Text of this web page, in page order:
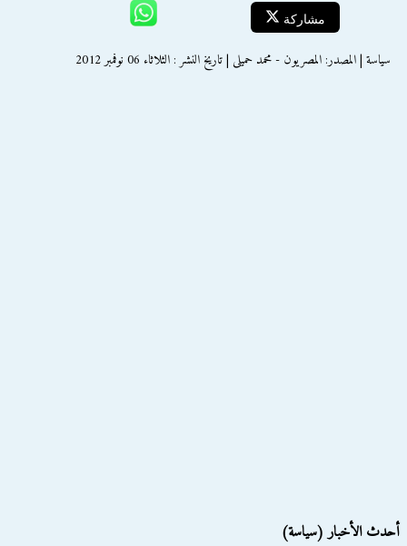
مشاركة
سياسة | المصدر: المصريون - محمد حميلى | تاريخ النشر : الثلاثاء 06 نوفمبر 2012
أحدث الأخبار (سياسة)